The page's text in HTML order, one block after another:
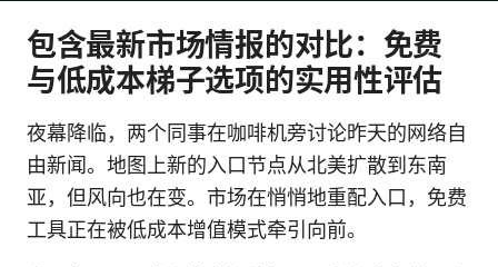
包含最新市场情报的对比：免费
与低成本梯子选项的实用性评估
夜幕降临，两个同事在咖啡机旁讨论昨天的网络自
由新闻。地图上新的入口节点从北美扩散到东南
亚，但风向也在变。市场在悄悄地重配入口，免费
工具正在被低成本增值模式牵引向前。